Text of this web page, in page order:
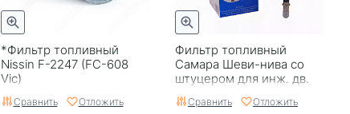
*Фильтр топливный
Nissin F-2247 (FC-608
Vic)
Сравнить Отложить
Фильтр топливный
Самара Шеви-нива со
штуцером для инж. дв.
Сравнить Отложить